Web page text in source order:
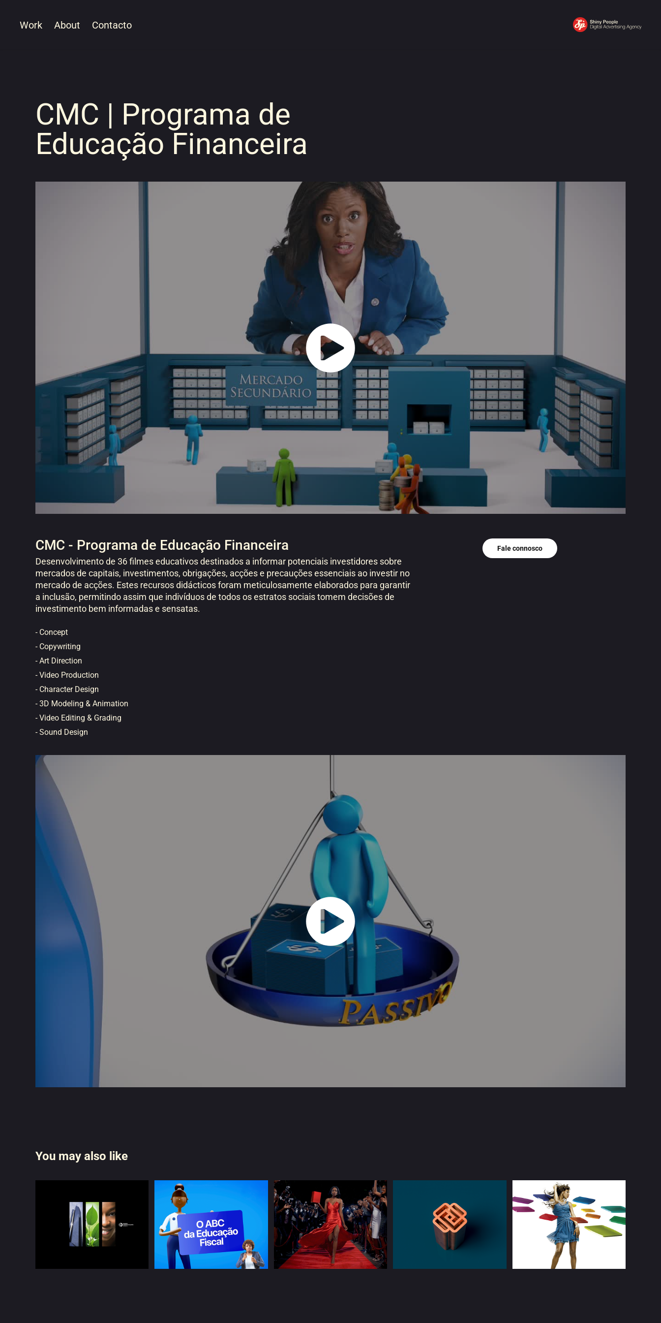
Work About Contacto
CMC | Programa de
Educação Financeira
CMC - Programa de Educação Financeira
Desenvolvimento de 36 filmes educativos destinados a informar potenciais investidores sobre
mercados de capitais, investimentos, obrigações, acções e precauções essenciais ao investir no
mercado de acções. Estes recursos didácticos foram meticulosamente elaborados para garantir
a inclusão, permitindo assim que indivíduos de todos os estratos sociais tomem decisões de
investimento bem informadas e sensatas.
- Concept
- Copywriting
- Art Direction
- Video Production
- Character Design
- 3D Modeling & Animation
- Video Editing & Grading
- Sound Design
Fale connosco
You may also like
BESA | Brochura
Institucional
ABC da Educação
Fiscal | Imposto
Veículos
Motorizados
Movicel | Diva 4G
Relatório & Contas |
Recredit
ZTV | Launch
Campaign